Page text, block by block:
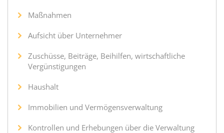
Maßnahmen
Aufsicht über Unternehmer
Zuschüsse, Beiträge, Beihilfen, wirtschaftliche
Vergünstigungen
Haushalt
Immobilien und Vermögensverwaltung
Kontrollen und Erhebungen über die Verwaltung